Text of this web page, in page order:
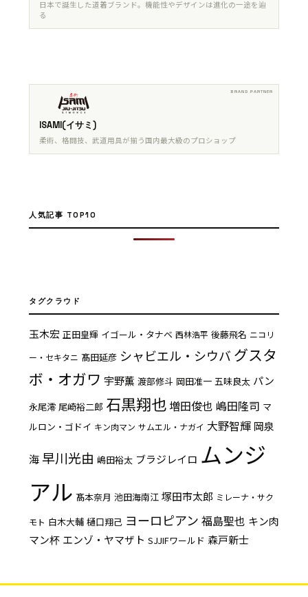
日本で誕生した道着ブランド。機能性やデザインは進化の一途を辿
る
ISAMI(イサミ)
柔術、格闘技、武道用具が揃う国内最大級のプロショップ
人気記事 TOP10
タグクラウド
玉木宏 正田皇輝 イゴール・タナベ 西林浩平 後藤飛名 ニコリ
ー・セキタニ 髙田延彦 シャビエル・シウバ グスタ
ボ・オガワ 宇野薫 渡部修斗 岡田准一 五味良太 パン
永尾澪 尾崎裕二郎 石黒翔也増田俊也 嶋田隆司 マ
ルロン・ゴドイ キン肉マン サムエル・ナガイ 大野智輝 岡泉
海早川光由 嶋田裕太 ブラジレイロ ムンジ
アル 髙本奈月 池田海南江 塚田市太郎 ミレーナ・サク
モト 白木大輔 樋口翔己 ヨーロピアン 福島聖也 キン肉
マン杯 エンゾ・ヤマザト SJJIFワールド 森戸新士